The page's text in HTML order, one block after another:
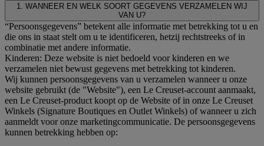
1. WANNEER EN WELK SOORT GEGEVENS VERZAMELEN WIJ
VAN U?
“Persoonsgegevens” betekent alle informatie met betrekking tot u en
die ons in staat stelt om u te identificeren, hetzij rechtstreeks of in
combinatie met andere informatie.
Kinderen: Deze website is niet bedoeld voor kinderen en we
verzamelen niet bewust gegevens met betrekking tot kinderen.
Wij kunnen persoonsgegevens van u verzamelen wanneer u onze
website gebruikt (de "Website"), een Le Creuset-account aanmaakt,
een Le Creuset-product koopt op de Website of in onze Le Creuset
Winkels (Signature Boutiques en Outlet Winkels) of wanneer u zich
aanmeldt voor onze marketingcommunicatie. De persoonsgegevens
kunnen betrekking hebben op: